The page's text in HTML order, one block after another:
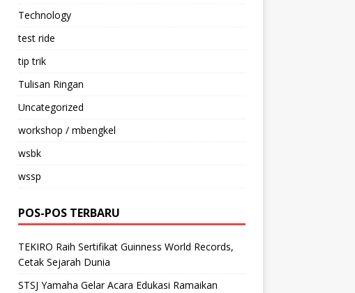
Technology
test ride
tip trik
Tulisan Ringan
Uncategorized
workshop / mbengkel
wsbk
wssp
POS-POS TERBARU
TEKIRO Raih Sertifikat Guinness World Records,
Cetak Sejarah Dunia
STSJ Yamaha Gelar Acara Edukasi Ramaikan